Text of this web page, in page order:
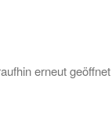
erneut